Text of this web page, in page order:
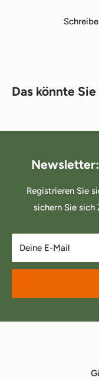
Das könnte
Registrieren Sie
sichern Sie sich
Deine E-Mail